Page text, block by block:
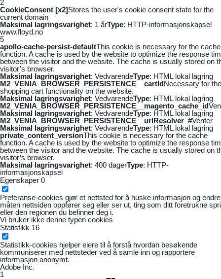
2
CookieConsent [x2]Stores the user's cookie consent state for the
current domain
Maksimal lagringsvarighet: 1 årType: HTTP-informasjonskapsel
www.floyd.no
5
apollo-cache-persist-defaultThis cookie is necessary for the cache
function. A cache is used by the website to optimize the response
between the visitor and the website. The cache is usually stored on
visitor’s browser.
Maksimal lagringsvarighet: VedvarendeType: HTML lokal lagring
M2_VENIA_BROWSER_PERSISTENCE__cartIdNecessary for the
shopping cart functionality on the website.
Maksimal lagringsvarighet: VedvarendeType: HTML lokal lagring
M2_VENIA_BROWSER_PERSISTENCE__magento_cache_id
Maksimal lagringsvarighet: VedvarendeType: HTML lokal lagring
M2_VENIA_BROWSER_PERSISTENCE__urlResolver_#Venter
Maksimal lagringsvarighet: VedvarendeType: HTML lokal lagring
private_content_versionThis cookie is necessary for the cache
function. A cache is used by the website to optimize the response
between the visitor and the website. The cache is usually stored on
visitor’s browser.
Maksimal lagringsvarighet: 400 dagerType: HTTP-
informasjonskapsel
Egenskaper 0
Preferanse-cookies gjør et nettsted for å huske informasjon og
måten nettsiden oppfører seg eller ser ut, ting som ditt foretrukne
eller den regionen du befinner deg i.
Vi bruker ikke denne typen cookies
Statistikk 16
Statistikk-cookies hjelper eiere til å forstå hvordan besøkende
kommuniserer med nettsteder ved å samle inn og rapportere
informasjon anonymt.
Adobe Inc.
1